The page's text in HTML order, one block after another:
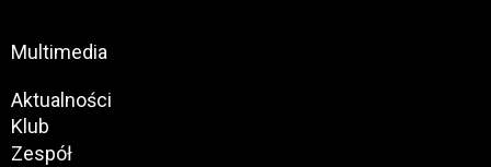
Multimedia
Aktualności
Klub
Zespół